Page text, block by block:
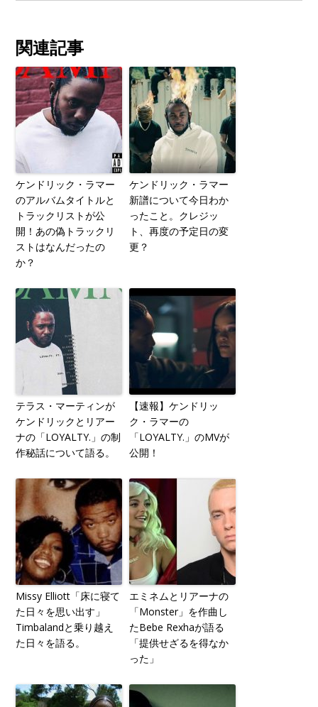
関連記事
ケンドリック・ラマー
のアルバムタイトルと
トラックリストが公
開！あの偽トラックリ
ストはなんだったの
か？
ケンドリック・ラマー
新譜について今日わか
ったこと。クレジッ
ト、再度の予定日の変
更？
テラス・マーティンが
ケンドリックとリアー
ナの「LOYALTY.」の制
作秘話について語る。
【速報】ケンドリッ
ク・ラマーの
「LOYALTY.」のMVが
公開！
Missy Elliott「床に寝て
た日々を思い出す」
Timbalandと乗り越え
た日々を語る。
エミネムとリアーナの
「Monster」を作曲し
たBebe Rexhaが語る
「提供せざるを得なか
った」